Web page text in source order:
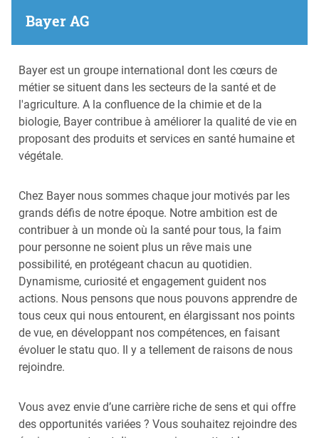
Bayer AG
Bayer est un groupe international dont les cœurs de
métier se situent dans les secteurs de la santé et de
l'agriculture. A la confluence de la chimie et de la
biologie, Bayer contribue à améliorer la qualité de vie en
proposant des produits et services en santé humaine et
végétale.
Chez Bayer nous sommes chaque jour motivés par les
grands défis de notre époque. Notre ambition est de
contribuer à un monde où la santé pour tous, la faim
pour personne ne soient plus un rêve mais une
possibilité, en protégeant chacun au quotidien.
Dynamisme, curiosité et engagement guident nos
actions. Nous pensons que nous pouvons apprendre de
tous ceux qui nous entourent, en élargissant nos points
de vue, en développant nos compétences, en faisant
évoluer le statu quo. Il y a tellement de raisons de nous
rejoindre.
Vous avez envie d’une carrière riche de sens et qui offre
des opportunités variées ? Vous souhaitez rejoindre des